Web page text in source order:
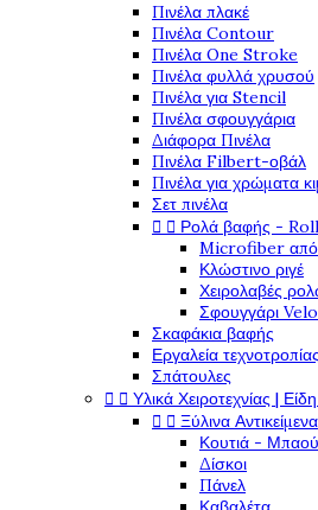
Πινέλα πλακέ
Πινέλα Contour
Πινέλα One Stroke
Πινέλα φυλλά χρυσού
Πινέλα για Stencil
Πινέλα σφουγγάρια
Διάφορα Πινέλα
Πινέλα Filbert-οβάλ
Πινέλα για χρώματα
Σετ πινέλα
  Ρολά βαφής -
Microfiber από
Κλώστινο ριγέ
Χειρολαβές
Σφουγγάρι
Σκαφάκια βαφής
Εργαλεία τεχνοτροπίας
Σπάτουλες
  Υλικά Χειροτεχνίας |
  Ξύλινα Αντικείμενα
Κουτιά -
Δίσκοι
Πάνελ